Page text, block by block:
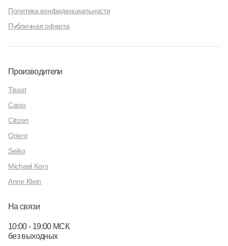
Политика конфиденциальности
Публичная оферта
Производители
Tissot
Casio
Citizen
Orient
Seiko
Michael Kors
Anne Klein
На связи
10:00 - 19:00 МСК
без выходных